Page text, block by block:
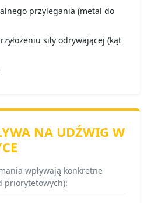
przylegania (metal do
siły odrywającej (kąt
NA UDŹWIG W
wpływają konkretne
priorytetowych):